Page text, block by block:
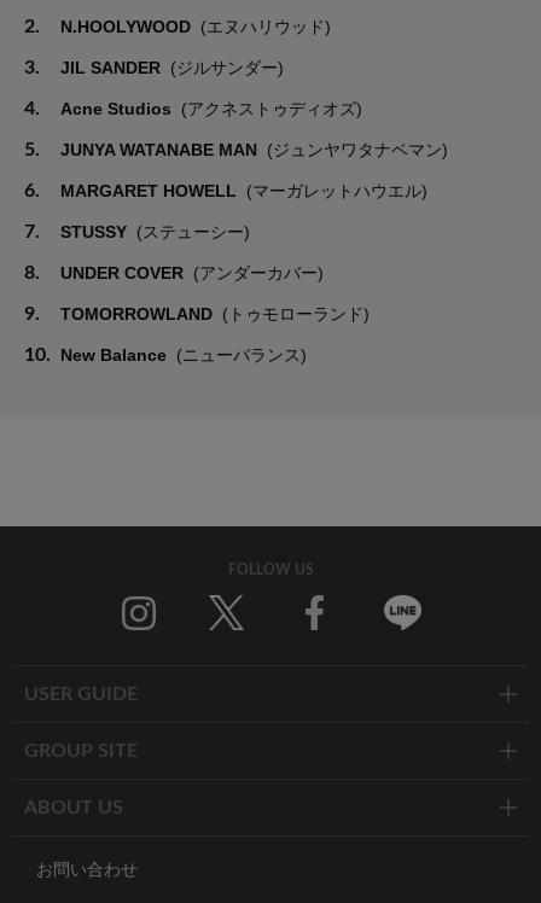
2. N.HOOLYWOOD (エヌハリウッド)
3. JIL SANDER (ジルサンダー)
4. Acne Studios (アクネストゥディオズ)
5. JUNYA WATANABE MAN (ジュンヤワタナベマン)
6. MARGARET HOWELL (マーガレットハウエル)
7. STUSSY (ステューシー)
8. UNDER COVER (アンダーカバー)
9. TOMORROWLAND (トゥモローランド)
10. New Balance (ニューバランス)
FOLLOW US
USER GUIDE
GROUP SITE
ABOUT US
お問い合わせ